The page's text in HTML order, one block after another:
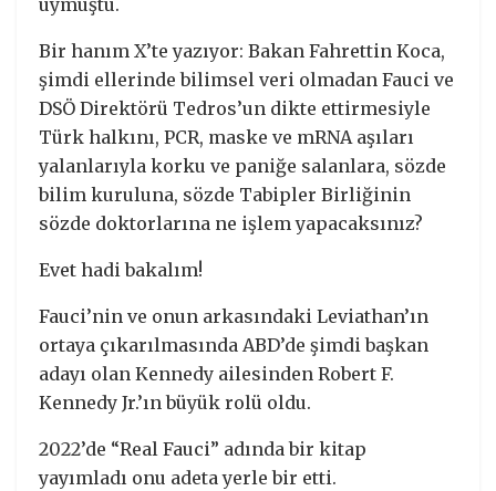
uymuştu.
Bir hanım X’te yazıyor: Bakan Fahrettin Koca,
şimdi ellerinde bilimsel veri olmadan Fauci ve
DSÖ Direktörü Tedros’un dikte ettirmesiyle
Türk halkını, PCR, maske ve mRNA aşıları
yalanlarıyla korku ve paniğe salanlara, sözde
bilim kuruluna, sözde Tabipler Birliğinin
sözde doktorlarına ne işlem yapacaksınız?
Evet hadi bakalım!
Fauci’nin ve onun arkasındaki Leviathan’ın
ortaya çıkarılmasında ABD’de şimdi başkan
adayı olan Kennedy ailesinden Robert F.
Kennedy Jr.’ın büyük rolü oldu.
2022’de “Real Fauci” adında bir kitap
yayımladı onu adeta yerle bir etti.